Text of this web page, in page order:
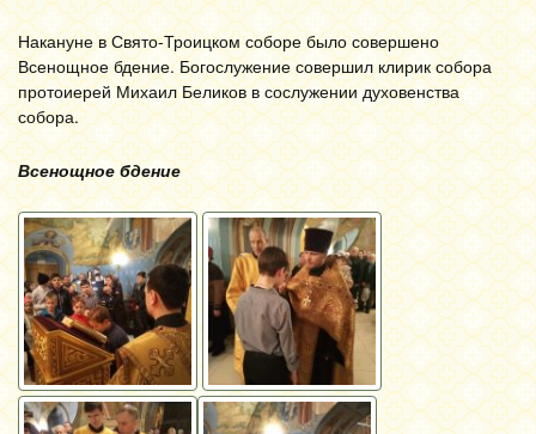
Накануне в Свято-Троицком соборе было совершено
Всенощное бдение. Богослужение совершил клирик собора
протоиерей Михаил Беликов в сослужении духовенства
собора.
Всенощное бдение